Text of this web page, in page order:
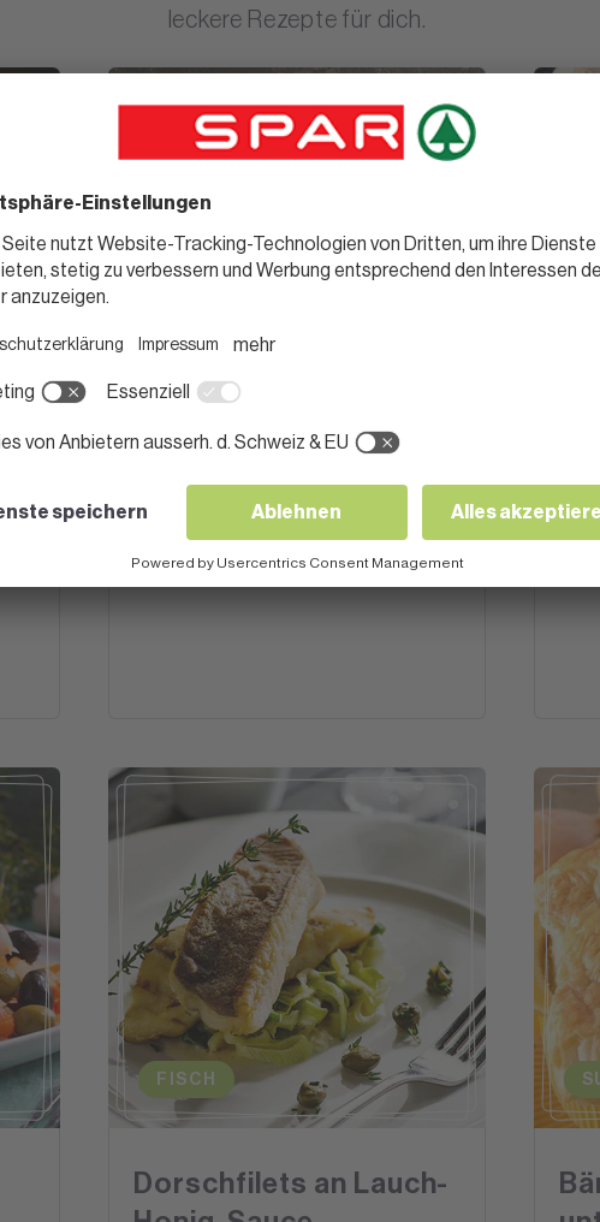
leckere Rezepte für dich.
SUPPEN & EINTOPF
Melonensuppe
15 Minuten
FISCH
Dorschfilets an Lauch-